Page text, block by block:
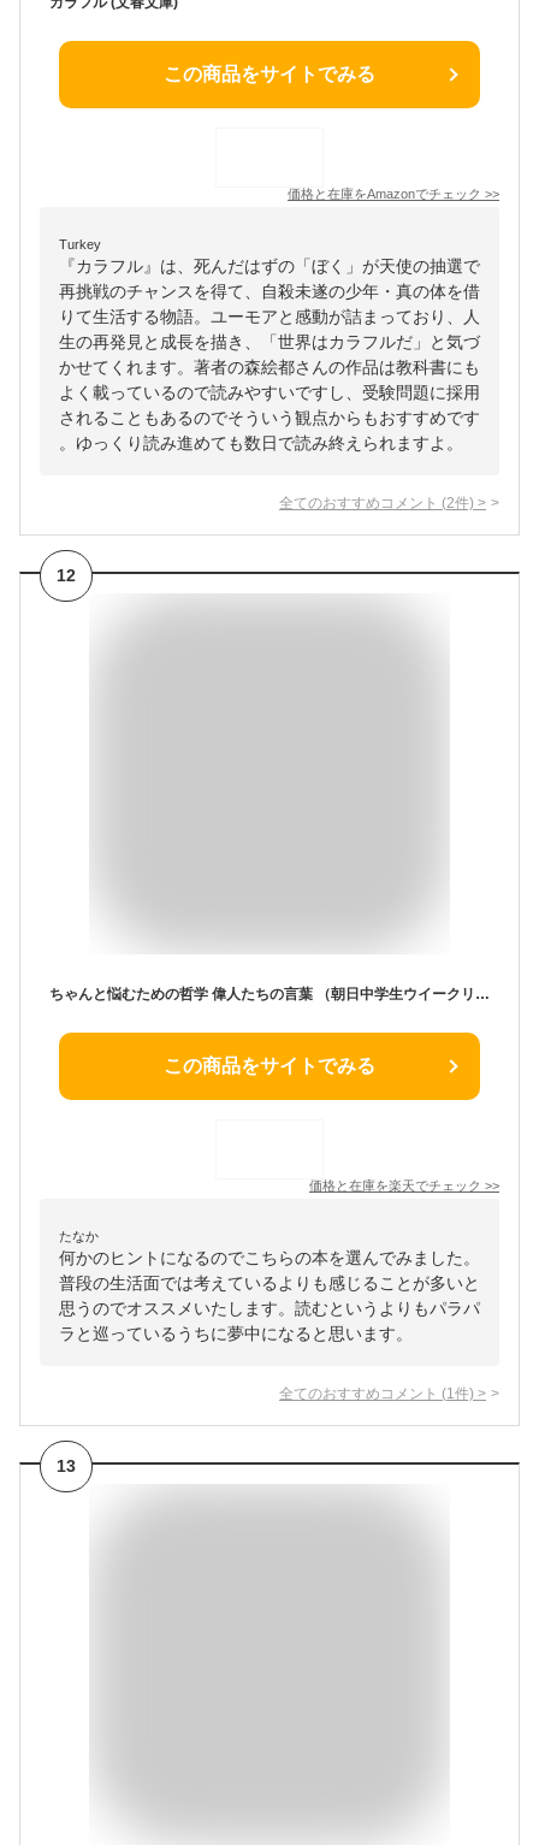
この商品をサイトでみる
価格と在庫をAmazonでチェック >>
Turkey
『カラフル』は、死んだはずの「ぼく」が天使の抽選で
再挑戦のチャンスを得て、自殺未遂の少年・真の体を借
りて生活する物語。ユーモアと感動が詰まっており、人
生の再発見と成長を描き、「世界はカラフルだ」と気づ
かせてくれます。著者の森絵都さんの作品は教科書にも
よく載っているので読みやすいですし、受験問題に採用
されることもあるのでそういう観点からもおすすめです
。ゆっくり読み進めても数日で読み終えられますよ。
全てのおすすめコメント (2件) >
12
ちゃんと悩むための哲学 偉人たちの言葉 （朝日中学生ウイークリーの本） [ 小林和久 ]
この商品をサイトでみる
価格と在庫を楽天でチェック >>
たなか
何かのヒントになるのでこちらの本を選んでみました。
普段の生活面では考えているよりも感じることが多いと
思うのでオススメいたします。読むというよりもパラパ
ラと巡っているうちに夢中になると思います。
全てのおすすめコメント (1 件) >
13